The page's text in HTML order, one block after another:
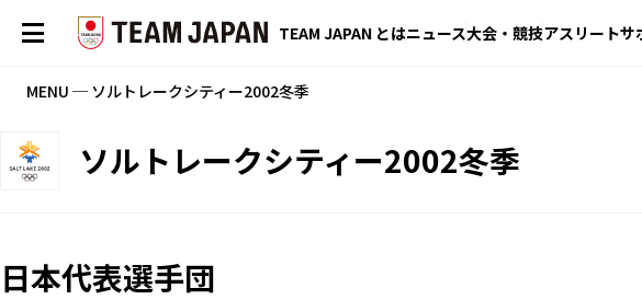
TEAM JAPAN とはニュース大会・競技アスリートサ
MENU ─ ソルトレークシティー2002冬季
ソルトレークシティー2002冬季
日本代表選手団